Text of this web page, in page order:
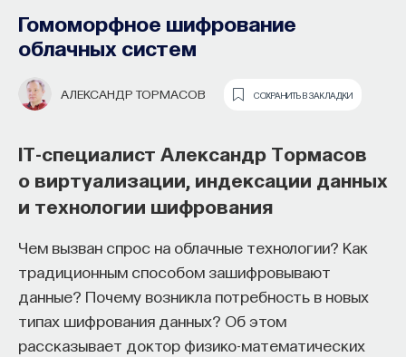
Гомоморфное шифрование
облачных систем
АЛЕКСАНДР ТОРМАСОВ СОХРАНИТЬ В ЗАКЛАДКИ
IT-специалист Александр Тормасов
о виртуализации, индексации данных
и технологии шифрования
Чем вызван спрос на облачные технологии? Как
традиционным способом зашифровывают
данные? Почему возникла потребность в новых
типах шифрования данных? Об этом
рассказывает доктор физико-математических
Максутов запускает сервис, который
поможет найти свою нишу
в глобальных deep tech и биотех
компаниях
посвященные математике
и ее законам
Музыка построена на математике — этот принцип
развивали музыкальные теоретики и композиторы,